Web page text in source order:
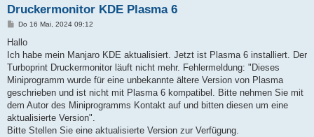
Druckermonitor KDE Plasma 6
B
i
r
a
Do 16 Mai, 2024 09:12
Hallo
Ich habe mein Manjaro KDE aktualisiert. Jetzt ist Plasma 6 installiert. Der
Turboprint Druckermonitor läuft nicht mehr. Fehlermeldung: "Dieses
Miniprogramm wurde für eine unbekannte ältere Version von Plasma
geschrieben und ist nicht mit Plasma 6 kompatibel. Bitte nehmen Sie mit
dem Autor des Miniprogramms Kontakt auf und bitten diesen um eine
aktualisierte Version".
Bitte Stellen Sie eine aktualisierte Version zur Verfügung.